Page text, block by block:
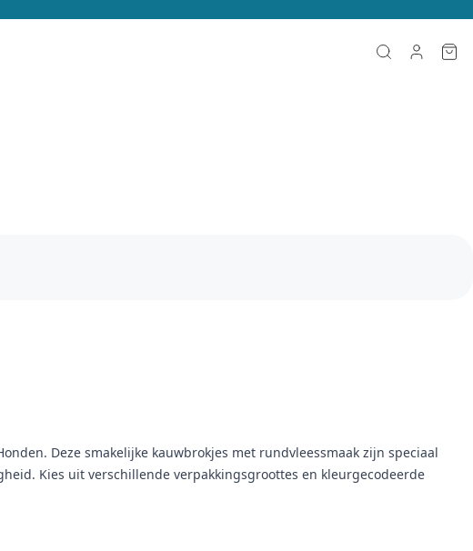
Deze smakelijke kauwbrokjes met rundvleessmaak zijn speciaal
Kies uit verschillende verpakkingsgroottes en kleurgecodeerde